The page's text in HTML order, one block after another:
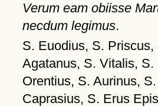
Verum eam obiisse
necdum legimus.
S. Euodius, S. Priscus,
Agatanus, S. Vitalis, S.
Orentius, S. Aurinus, S.
Caprasius, S. Erus